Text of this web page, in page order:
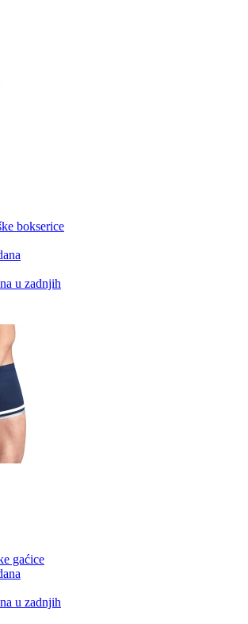
bokserice
u zadnjih
gaćice
u zadnjih